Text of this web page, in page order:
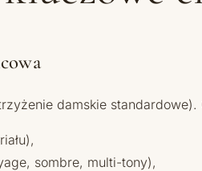
damskie
sombre, multi-tony),